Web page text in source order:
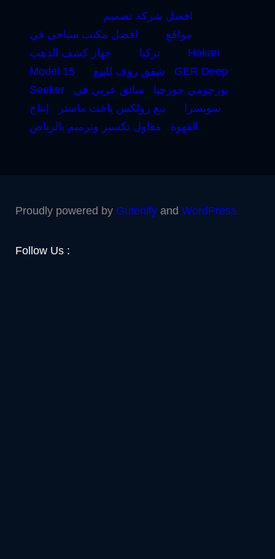
افضل شركة تصميم
مواقع
افضل مكتب سياحي في
تركيا
جهاز كشف الذهب
Hakan
Model 15
شقق روف للبيع
GER Deep
Seeker
بورجومي جورجيا
سائق عربي في
سويسرا
بيع رولكس ياخت ماستر
إنتاج
القهوة
مقاول تكسير وترميم بالرياض
Proudly powered by Gutenify and WordPress.
Follow Us :